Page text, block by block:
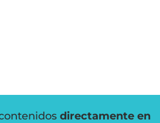
directamente en